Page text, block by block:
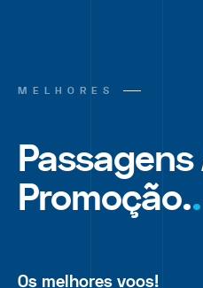
MELHORES
Promoção..
Os melhores voos!